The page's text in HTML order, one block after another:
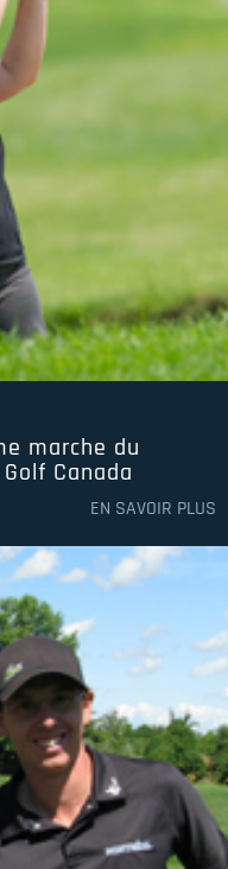
marche du
Canada
EN SAVOIR PLUS